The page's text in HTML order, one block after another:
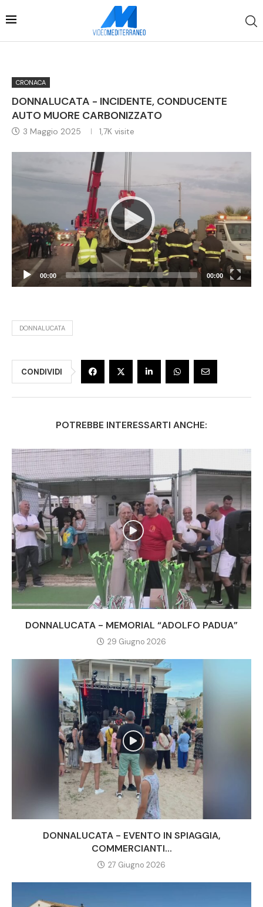
CRONACA
DONNALUCATA - INCIDENTE, CONDUCENTE
AUTO MUORE CARBONIZZATO
3 Maggio 2025 1,7K visite
Video
00:00 00:00
DONNALUCATA
CONDIVIDI
POTREBBE INTERESSARTI ANCHE:
DONNALUCATA - MEMORIAL “ADOLFO PADUA”
29 Giugno 2026
DONNALUCATA - EVENTO IN SPIAGGIA,
COMMERCIANTI...
27 Giugno 2026